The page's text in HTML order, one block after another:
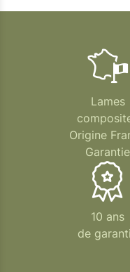
Lames
Origine
Garantie
10 ans
de